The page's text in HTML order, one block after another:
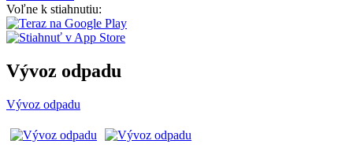
Voľne k stiahnutiu:
Vývoz odpadu
Vývoz odpadu